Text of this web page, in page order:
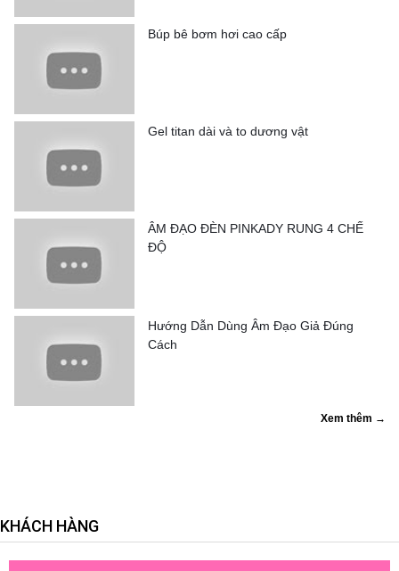
Búp bê bơm hơi cao cấp
Gel titan dài và to dương vật
ÂM ĐẠO ĐÈN PINKADY RUNG 4 CHẾ
ĐỘ
Hướng Dẫn Dùng Âm Đạo Giả Đúng
Cách
Xem thêm →
KHÁCH HÀNG